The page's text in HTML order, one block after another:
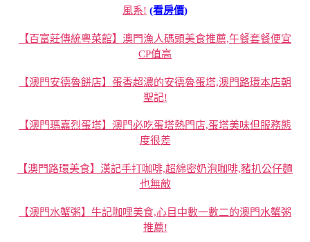
風系! (看房價)
【百富莊傳統粵菜館】澳門漁人碼頭美食推薦,午餐套餐便宜
CP值高
【澳門安德魯餅店】蛋香超濃的安德魯蛋塔,澳門路環本店朝
聖記!
【澳門瑪嘉烈蛋塔】澳門必吃蛋塔熱門店,蛋塔美味但服務態
度很差
【澳門路環美食】漢記手打咖啡,超綿密奶泡咖啡,豬扒公仔麵
也無敵
【澳門水蟹粥】牛記咖哩美食,心目中數一數二的澳門水蟹粥
推薦!